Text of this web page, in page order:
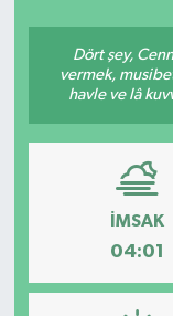
Dört şey,
vermek,
havle ve lâ
İMSAK
04:01
Spor
Türkiye